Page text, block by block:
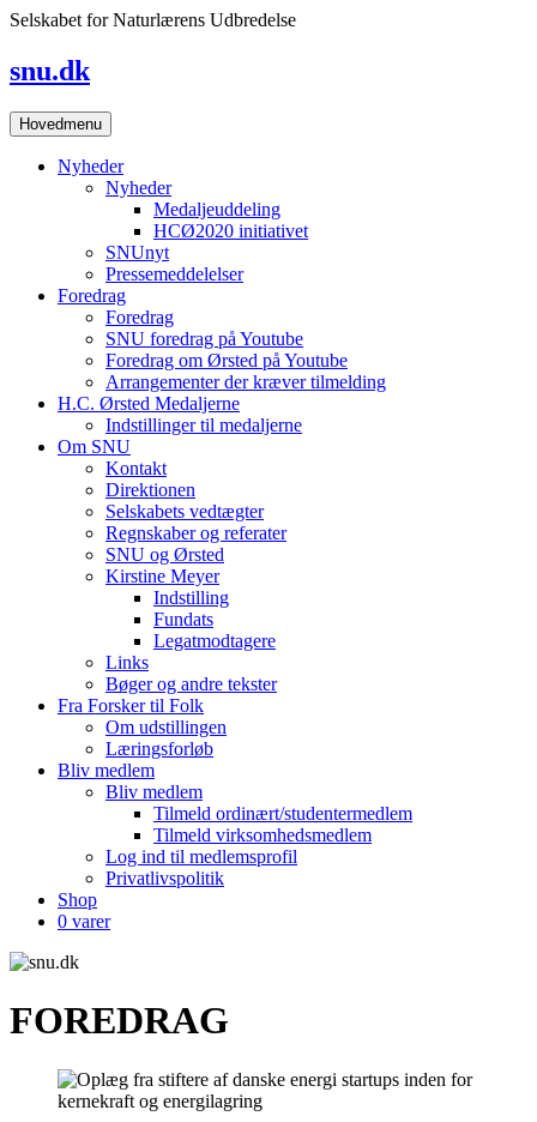
Skip
Selskabet for Naturlærens Udbredelse
snu.dk
Hovedmenu
Nyheder
Nyheder
Medaljeuddeling
HCØ2020 initiativet
SNUnyt
Pressemeddelelser
Foredrag
Foredrag
SNU foredrag på Youtube
Foredrag om Ørsted på Youtube
Arrangementer der kræver tilmelding
H.C. Ørsted Medaljerne
Indstillinger til medaljerne
Om SNU
Kontakt
Direktionen
Selskabets vedtægter
Regnskaber og referater
SNU og Ørsted
Kirstine Meyer
Indstilling
Fundats
Legatmodtagere
Links
Bøger og andre tekster
Fra Forsker til Folk
Om udstillingen
Læringsforløb
Bliv medlem
Bliv medlem
Tilmeld ordinært/studentermedlem
Tilmeld virksomhedsmedlem
Log ind til medlemsprofil
Privatlivspolitik
Shop
0 varer
FOREDRAG